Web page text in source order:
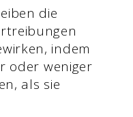
die
indem
oder weniger
als sie